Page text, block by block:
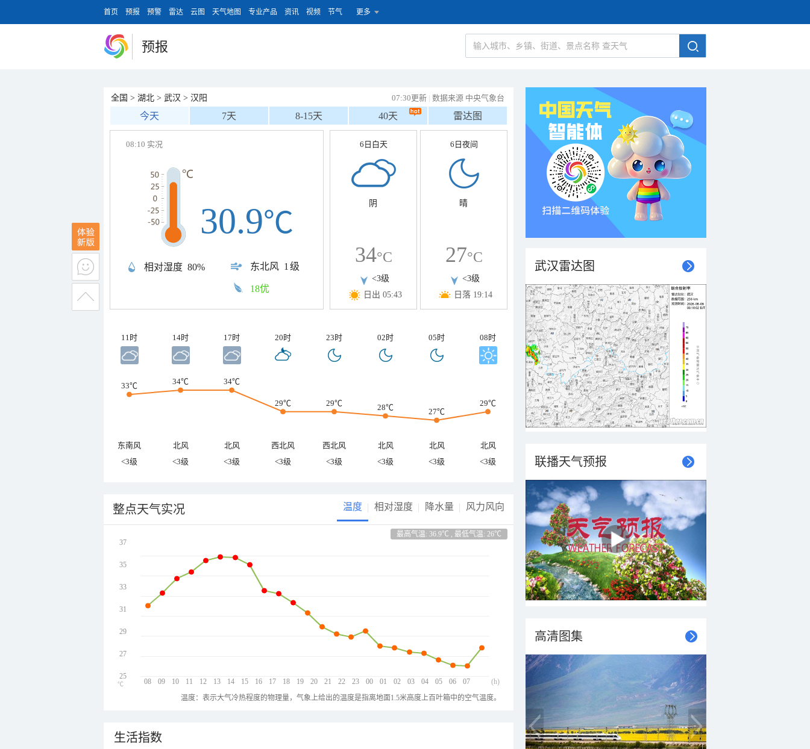
首页 预报 预警 雷达 云图 天气地图 专业产品 资讯 视频 节气 更多
预报
全国 > 湖北 > 武汉 > 汉阳 07:30更新 | 数据来源 中央气象台
今天 7天 8-15天 40天 雷达图
08:10 实况
相对湿度 80% 东北风 1级
30.9℃
18优
6日白天
阴
34°C
<3级
日出 05:43
6日夜间
晴
27°C
<3级
日落 19:14
11时 14时 17时 20时 23时 02时 05时 08时
33℃ 34℃ 34℃
29℃ 29℃ 28℃ 27℃
29℃
东南风 北风 北风 西北风 西北风 北风 北风
北风
<3级
<3级 <3级 <3级 <3级 <3级 <3级 <3级
整点天气实况 温度 相对湿度 降水量 风力风向
最高气温: 36.9℃ , 最低气温: 26℃
08 09 10 11 12 13 14 15 16 17 18 19 20 21 22 23 00 01 02 03 04 05 06 07
37
35
33
31
29
27
25
(h)
℃
温度：表示大气冷热程度的物理量，气象上给出的温度是指离地面1.5米高度上百叶箱中的空气温度。
生活指数
武汉雷达图
联播天气预报
高清图集